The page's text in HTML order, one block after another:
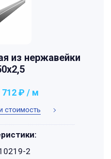
из нержавейки
стоимость
712 ₽ / м
2